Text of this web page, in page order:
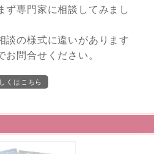
ず専門家に相談してみまし
談の様式に違いがあります
問合せください。
くはこちら